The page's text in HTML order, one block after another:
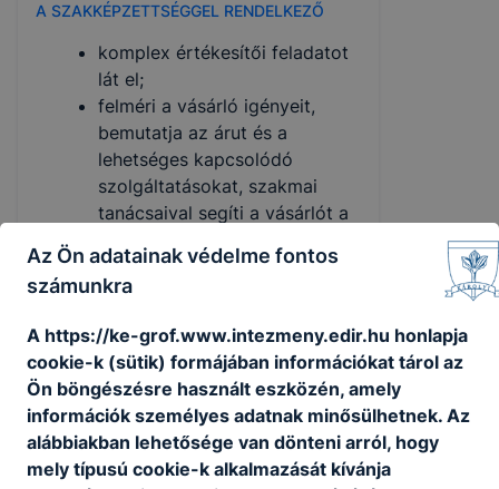
A SZAKKÉPZETTSÉGGEL RENDELKEZŐ
komplex értékesítői feladatot
lát el;
felméri a vásárló igényeit,
bemutatja az árut és a
lehetséges kapcsolódó
szolgáltatásokat, szakmai
tanácsaival segíti a vásárlót a
közreműködik az
árubeszerzés folyamatában,
megrendeli az árut;
ellátja az eladásra kerülő áruk
átvételével, raktározásával,
készletezésével és
állagmegóvásával kapcsolatos
feladatokat;
Az Ön adatainak védelme fontos
számunkra
A https://ke-grof.www.intezmeny.edir.hu honlapja
cookie-k (sütik) formájában információkat tárol az
Ön böngészésre használt eszközén, amely
információk személyes adatnak minősülhetnek. Az
alábbiakban lehetősége van dönteni arról, hogy
mely típusú cookie-k alkalmazását kívánja